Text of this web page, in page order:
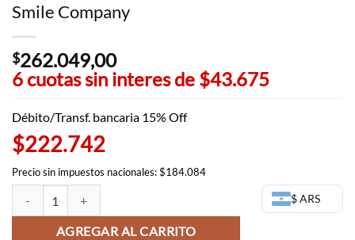
Smile Company
$262.049,00
6 cuotas sin interes de $43.675
Débito/Transf. bancaria 15% Off
$222.742
Precio sin impuestos nacionales: $184.084
$ ARS
Figma Gendo Ikari - Evangelion - Good Smile Company cantidad
AGREGAR AL CARRITO